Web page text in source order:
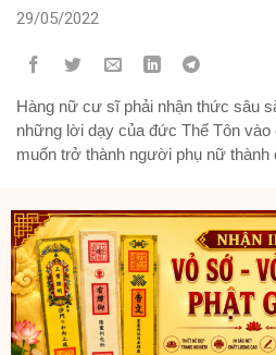
29/05/2022
Hàng nữ cư sĩ phải nhận thức sâu
những lời dạy của đức Thế Tôn
muốn trở thành người phụ nữ